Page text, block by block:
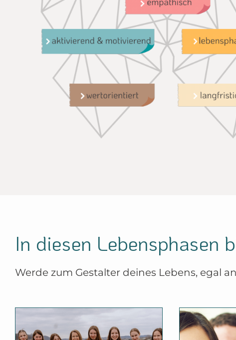
aktivierend & motivierend
wertorientiert
In diesen Lebensphasen
Werde zum Gestalter deines Lebens, egal
• Wer bin ich und
was will ich
•